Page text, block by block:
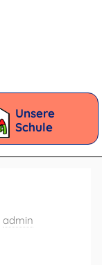
Unsere
Schule
admin